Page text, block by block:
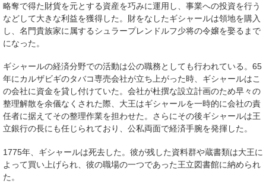
略奪で得た財貨を元とする資産を巧みに運用し、事業への投資を行う
などして大きな利益を獲得した。財をなしたギシャールは領地を購入
し、名門貴族家に属するシュラープレンドルフ少将の令嬢を娶るまで
になった。
ギシャールの経済分野での活動は公の職務としても行われている。65
年にカルザビギのタバコ専売会社が立ち上がった時、ギシャールはこ
の会社に資金を貸し付けていた。会社が杜撰な設立計画のため早々の
整理解散を余儀なくされた際、大王はギシャールを一時的に会社の責
任者に据えてその整理作業を担わせた。さらにその後ギシャールは王
立銀行の長にも任じられており、公私両面で経済手腕を発揮した。
1775年、ギシャールは死去した。彼が残した資料群や蔵書類は大王に
よって買い上げられ、彼の職場の一つであった王立図書館に納められ
た。